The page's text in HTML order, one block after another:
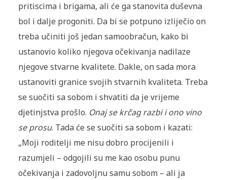
pritiscima i brigama, ali će ga stanovita duševna
bol i dalje progoniti. Da bi se potpuno izliječio on
treba učiniti još jedan samoobračun, kako bi
ustanovio koliko njegova očekivanja nadilaze
njegove stvarne kvalitete. Dakle, on sada mora
ustanoviti granice svojih stvarnih kvaliteta. Treba
se suočiti sa sobom i shvatiti da je vrijeme
djetinjstva prošlo. Onaj se krčag razbi i ono vino
se prosu. Tada će se suočiti sa sobom i kazati:
„Moji roditelji me nisu dobro procijenili i
razumjeli – odgojili su me kao osobu punu
očekivanja i zadovoljnu samu sobom – ali ja